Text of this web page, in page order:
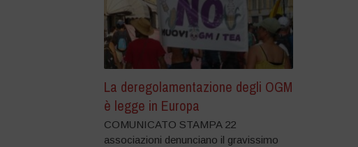
La deregolamentazione degli OGM
è legge in Europa
COMUNICATO STAMPA 22
associazioni denunciano il gravissimo